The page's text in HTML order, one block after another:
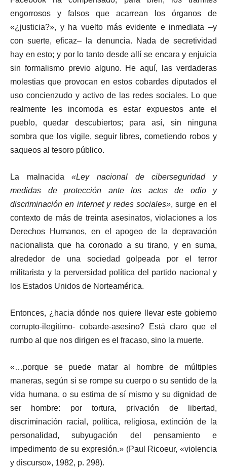
engorrosos y falsos que acarrean los órganos de
«¿justicia?», y ha vuelto más evidente e inmediata –y
con suerte, eficaz– la denuncia. Nada de secretividad
hay en esto; y por lo tanto desde allí se encara y enjuicia
sin formalismo previo alguno. He aquí, las verdaderas
molestias que provocan en estos cobardes diputados el
uso concienzudo y activo de las redes sociales. Lo que
realmente les incomoda es estar expuestos ante el
pueblo, quedar descubiertos; para así, sin ninguna
sombra que los vigile, seguir libres, cometiendo robos y
saqueos al tesoro público.
La malnacida«Ley nacional de ciberseguridad y
medidas de protección ante los actos de odio y
discriminación en internet y redes sociales», surge en el
contexto de más de treinta asesinatos, violaciones a los
Derechos Humanos, en el apogeo de la depravación
nacionalista que ha coronado a su tirano, y en suma,
alrededor de una sociedad golpeada por el terror
militarista y la perversidad política del partido nacional y
los Estados Unidos de Norteamérica.
Entonces, ¿hacia dónde nos quiere llevar este gobierno
corrupto-ilegítimo- cobarde-asesino? Está claro que el
rumbo al que nos dirigen es el fracaso, sino la muerte.
«…porque se puede matar al hombre de múltiples
maneras, según si se rompe su cuerpo o su sentido de la
vida humana, o su estima de sí mismo y su dignidad de
ser hombre: por tortura, privación de libertad,
discriminación racial, política, religiosa, extinción de la
personalidad, subyugación del pensamiento e
impedimento de su expresión.» (Paul Ricoeur, «violencia
y discurso», 1982, p. 298).